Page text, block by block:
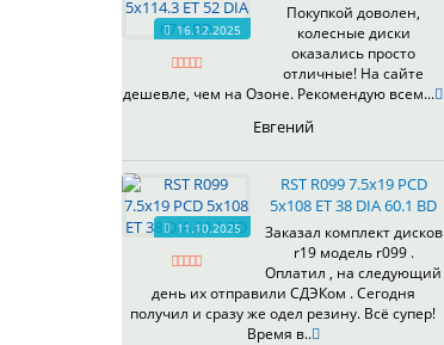
16.12.2025
Покупкой доволен,
колесные диски
оказались просто
отличные! На сайте
дешевле, чем на Озоне. Рекомендую всем...
Евгений
11.10.2025
RST R099 7.5x19 PCD
5x108 ET 38 DIA 60.1 BD
Заказал комплект дисков
r19 модель r099 .
Оплатил , на следующий
день их отправили СДЭКом . Сегодня
получил и сразу же одел резину. Всё супер!
Время в..